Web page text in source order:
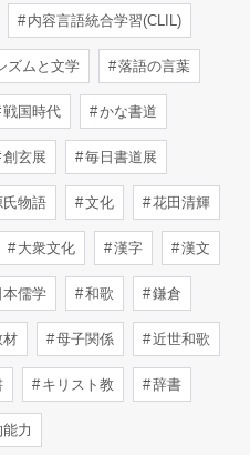
内容言語統合学習(CLIL)
ズムと文学 落語の言葉
戦国時代 かな書道
創玄展 毎日書道展
物語 文化 花田清輝
大衆文化 漢字 漢文
儒学 和歌 鎌倉
母子関係 近世和歌
キリスト教 辞書
力